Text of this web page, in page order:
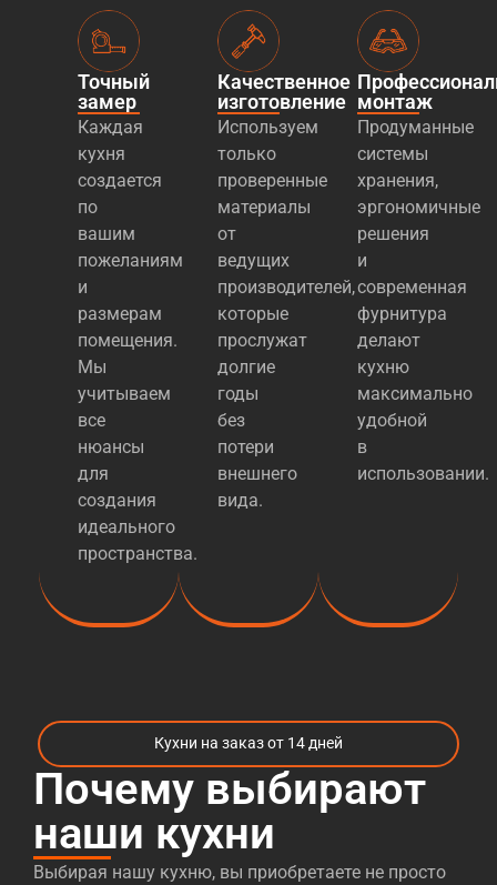
Точный
замер
Каждая
кухня
создается
по
вашим
пожеланиям
и
размерам
помещения.
Мы
учитываем
все
нюансы
для
создания
идеального
пространства.
Качественное
изготовление
Используем
только
проверенные
материалы
от
ведущих
производителей,
которые
прослужат
долгие
годы
без
потери
внешнего
вида.
монтаж
Продуманные
системы
хранения,
эргономичные
решения
и
современная
фурнитура
делают
кухню
максимально
удобной
в
использовании.
Кухни на заказ от 14 дней
Почему выбирают
наши кухни
Выбирая нашу кухню, вы приобретаете не просто